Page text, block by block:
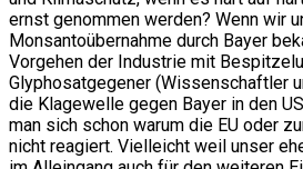
ernst genommen werden? Wenn wir
Monsantoübernahme durch Bayer
Vorgehen der Industrie mit
Glyphosatgegener (Wissenschaftler
die Klagewelle gegen Bayer in den
man sich schon warum die EU oder
nicht reagiert. Vielleicht weil unser